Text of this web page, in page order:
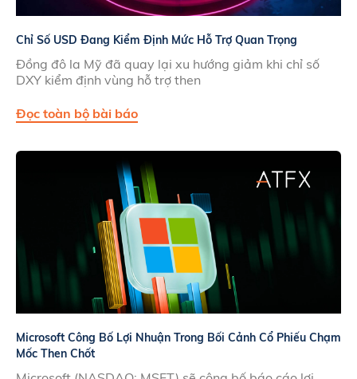
Chỉ Số USD Đang Kiểm Định Mức Hỗ Trợ Quan Trọng
Đồng đô la Mỹ đã quay lại xu hướng giảm khi chỉ số
DXY kiểm định vùng hỗ trợ then
Đọc toàn bộ bài báo
Microsoft Công Bố Lợi Nhuận Trong Bối Cảnh Cổ Phiếu Chạm
Mốc Then Chốt